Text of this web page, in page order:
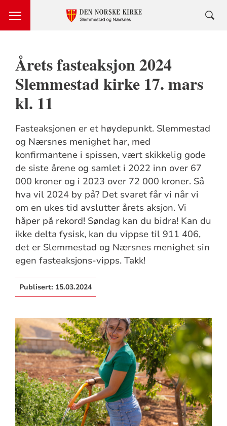
Årets fasteaksjon 2024
Slemmestad kirke 17. mars
kl. 11
Fasteaksjonen er et høydepunkt. Slemmestad
og Nærsnes menighet har, med
konfirmantene i spissen, vært skikkelig gode
de siste årene og samlet i 2022 inn over 67
000 kroner og i 2023 over 72 000 kroner. Så
hva vil 2024 by på? Det svaret får vi når vi
om en ukes tid avslutter årets aksjon. Vi
håper på rekord! Søndag kan du bidra! Kan du
ikke delta fysisk, kan du vippse til 911 406,
det er Slemmestad og Nærsnes menighet sin
egen fasteaksjons-vipps. Takk!
Publisert: 15.03.2024